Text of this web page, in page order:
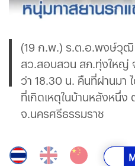
(19 ก.พ.) ร.ต.อ.พงษ์วุ
สว.สอบสวน สภ.ทุ่งใหญ่
ว่า 18.30 น. คืนที่ผ่านมา
ที่เกิดเหตุในบ้านหลังหนึ่
จ.นครศรีธรรมราช